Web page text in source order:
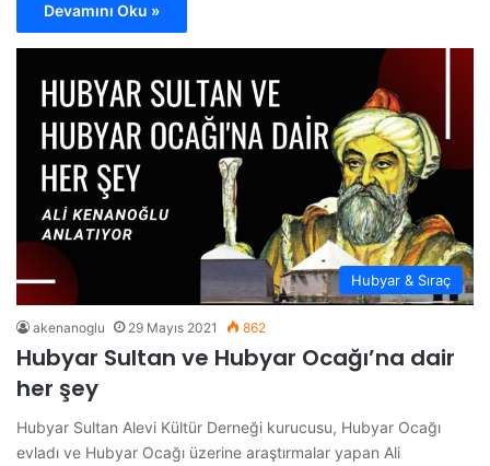
Devamını Oku »
Hubyar & Sıraç
akenanoglu 29 Mayıs 2021 862
Hubyar Sultan ve Hubyar Ocağı’na dair
her şey
Hubyar Sultan Alevi Kültür Derneği kurucusu, Hubyar Ocağı
evladı ve Hubyar Ocağı üzerine araştırmalar yapan Ali